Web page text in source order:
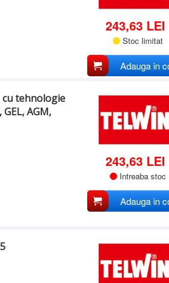
243,63 LEI
Stoc limitat
Adauga in
cu tehnologie
AGM,
243,63 LEI
Intreaba stoc
Adauga in